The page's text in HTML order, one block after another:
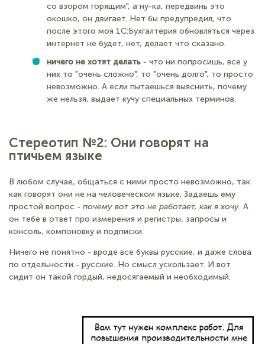
со взором горящим", а ну-ка, передвинь это
окошко, он двигает. Нет бы предупредил, что
после этого моя 1С:Бухгалтерия обновляться через
интернет не будет, нет, делает что сказано.
ничего не хотят делать- что ни попросишь, все у
них то "очень сложно", то "очень долго", то просто
невозможно. А если пытаешься выяснить, почему
же нельзя, выдает кучу специальных терминов.
Стереотип №2: Они говорят на
птичьем языке
В любом случае, общаться с ними просто невозможно, так
как говорят они не на человеческом языке. Задаешь ему
простой вопрос - почему вот это не работает, как я хочу. А
он тебе в ответ про измерения и регистры, запросы и
консоль, компоновку и подписки.
Ничего не понятно - вроде все буквы русские, и даже слова
по отдельности - русские. Но смысл ускользает. И вот
сидит он такой гордый, недосягаемый и необходимый.